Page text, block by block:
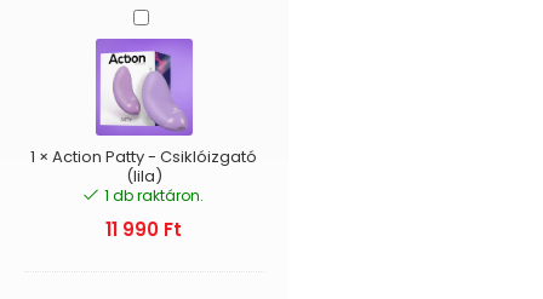
Action
Patty
-
Csiklóizgató
(lila)
1 ×Action Patty - Csiklóizgató
(lila)
1 db raktáron.
11 990 Ft